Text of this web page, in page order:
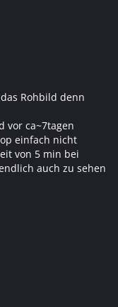
Rohbild denn
vor ca~7tagen
einfach nicht
von 5 min bei
auch zu sehen